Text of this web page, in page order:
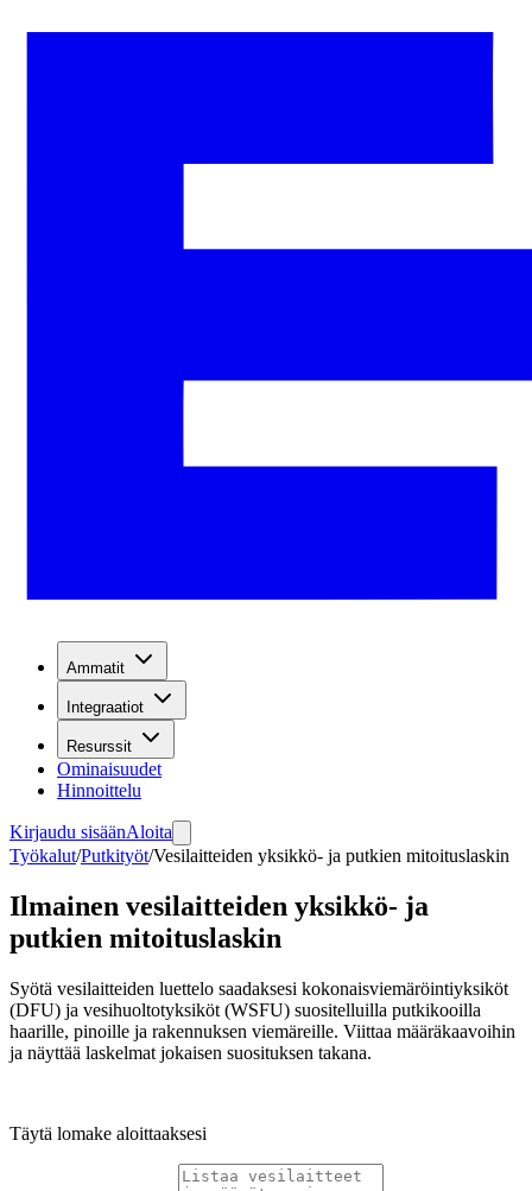
Ammatit
Integraatiot
Resurssit
Ominaisuudet
Hinnoittelu
Kirjaudu sisäänAloita
Työkalut/Putkityöt/Vesilaitteiden yksikkö- ja putkien mitoituslaskin
Ilmainen vesilaitteiden yksikkö- ja
putkien mitoituslaskin
Syötä vesilaitteiden luettelo saadaksesi kokonaisviemäröintiyksiköt
(DFU) ja vesihuoltotyksiköt (WSFU) suositelluilla putkikooilla
haarille, pinoille ja rakennuksen viemäreille. Viittaa määräkaavoihin
ja näyttää laskelmat jokaisen suosituksen takana.
Täytä lomake aloittaaksesi